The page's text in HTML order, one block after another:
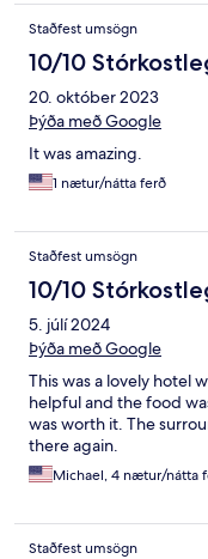
Staðfest umsögn
10/10
20. október 2023
Þýða með Google
It was amazing.
1 nætur/nátta ferð
Staðfest umsögn
10/10
5. júlí 2024
Þýða með Google
This was a lovely hotel
helpful and the food
was worth it. The
there again.
Michael, 4 nætur/nátta
Staðfest umsögn